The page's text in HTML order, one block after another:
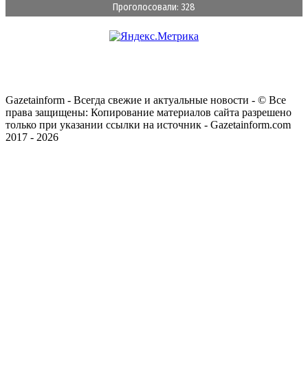
Проголосовали: 328
Gazetainform - Всегда свежие и актуальные новости - © Все
права защищены: Копирование материалов сайта разрешено
только при указании ссылки на источник - Gazetainform.com
2017 - 2026